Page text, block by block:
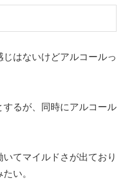
はないけどアルコールっ
るが、同時にアルコール
てマイルドさが出ており
い。